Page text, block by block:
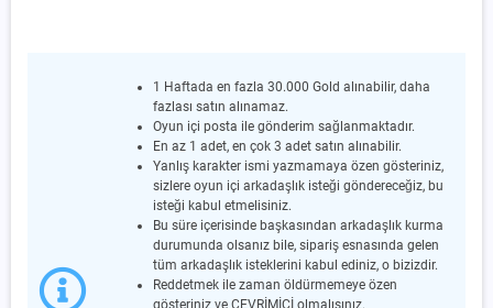
1 Haftada en fazla 30.000 Gold alınabilir, daha
fazlası satın alınamaz.
Oyun içi posta ile gönderim sağlanmaktadır.
En az 1 adet, en çok 3 adet satın alınabilir.
Yanlış karakter ismi yazmamaya özen gösteriniz,
sizlere oyun içi arkadaşlık isteği göndereceğiz, bu
isteği kabul etmelisiniz.
Bu süre içerisinde başkasından arkadaşlık kurma
durumunda olsanız bile, sipariş esnasında gelen
tüm arkadaşlık isteklerini kabul ediniz, o bizizdir.
Reddetmek ile zaman öldürmemeye özen
gösteriniz ve ÇEVRİMİÇİ olmalısınız.